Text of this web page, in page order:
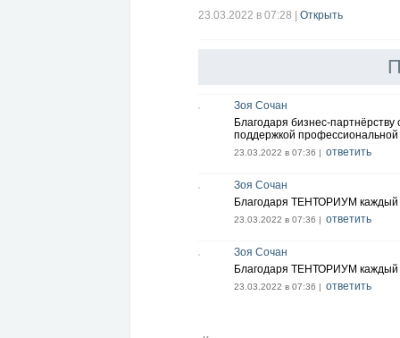
23.03.2022 в 07:28 Открыть
Зоя Сочан
Благодаря бизнес-
поддержкой профессиональной
23.03.2022 в 07:36 | ответить
Зоя Сочан
Благодаря ТЕНТОРИУМ каждый
23.03.2022 в 07:36 | ответить
Зоя Сочан
Благодаря ТЕНТОРИУМ каждый
23.03.2022 в 07:36 | ответить